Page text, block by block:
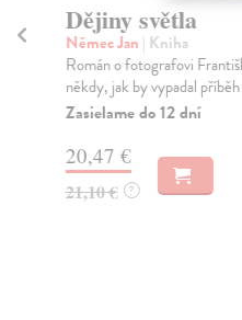
Dějiny světla
Němec Jan | Kniha
Román o fotografovi
někdy, jak by vypadal
Zasielame do 12 dní
20,47 €
21,10 € ?